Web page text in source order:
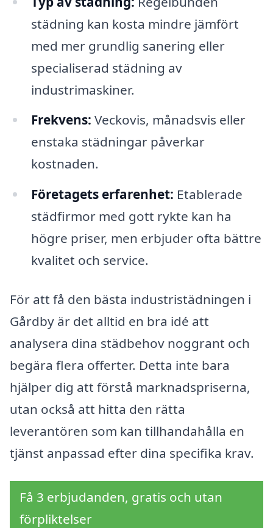
städning kan kosta mindre jämfört
med mer grundlig sanering eller
specialiserad städning av
industrimaskiner.
Frekvens: Veckovis, månadsvis eller
enstaka städningar påverkar
kostnaden.
Företagets erfarenhet: Etablerade
städfirmor med gott rykte kan ha
högre priser, men erbjuder ofta bättre
kvalitet och service.
För att få den bästa industristädningen i
Gårdby är det alltid en bra idé att
analysera dina städbehov noggrant och
begära flera offerter. Detta inte bara
hjälper dig att förstå marknadspriserna,
utan också att hitta den rätta
leverantören som kan tillhandahålla en
tjänst anpassad efter dina specifika krav.
Få 3 erbjudanden, gratis och utan
förpliktelser